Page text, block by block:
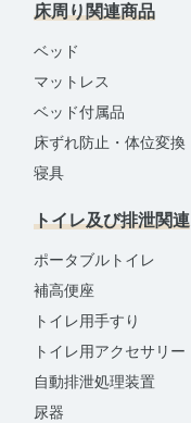
床周り関連商品
ベッド
マットレス
ベッド付属品
床ずれ防止・体位変換
寝具
トイレ及び排泄関連
ポータブルトイレ
補高便座
トイレ用手すり
トイレ用アクセサリー
自動排泄処理装置
尿器